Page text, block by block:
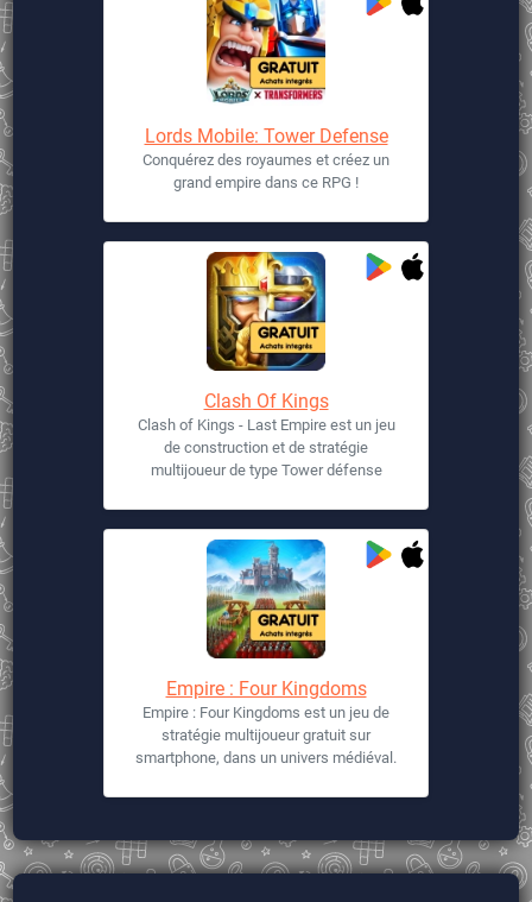
Lords Mobile: Tower Defense
Conquérez des royaumes et créez un
grand empire dans ce RPG !
Clash Of Kings
Clash of Kings - Last Empire est un jeu
de construction et de stratégie
multijoueur de type Tower défense
Empire : Four Kingdoms
Empire : Four Kingdoms est un jeu de
stratégie multijoueur gratuit sur
smartphone, dans un univers médiéval.